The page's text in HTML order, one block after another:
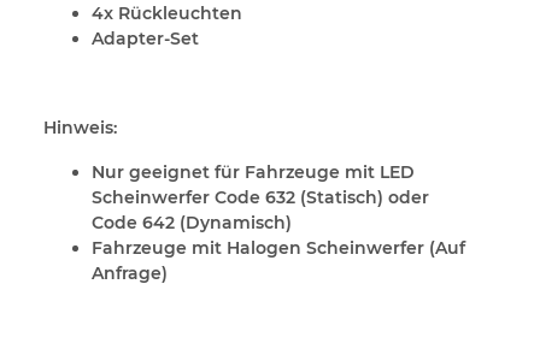
4x Rückleuchten
Adapter-Set
Hinweis:
Nur geeignet für Fahrzeuge mit LED
Scheinwerfer Code 632 (Statisch) oder
Code 642 (Dynamisch)
Fahrzeuge mit Halogen Scheinwerfer (Auf
Anfrage)